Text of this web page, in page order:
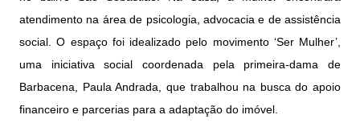
atendimento na área de psicologia, advocacia e de assistência
social. O espaço foi idealizado pelo movimento ‘Ser Mulher’,
uma iniciativa social coordenada pela primeira-dama de
Barbacena, Paula Andrada, que trabalhou na busca do apoio
financeiro e parcerias para a adaptação do imóvel.